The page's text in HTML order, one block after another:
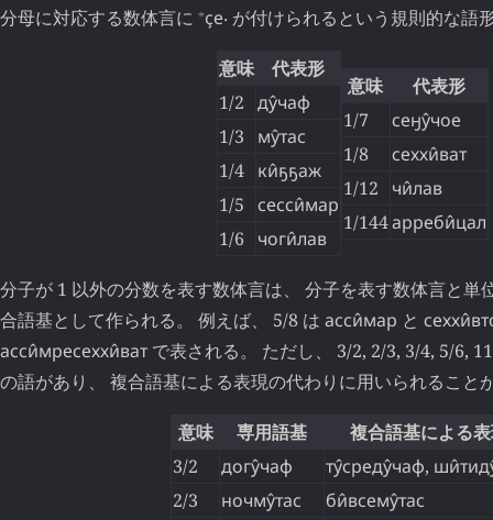
分母に対応する数体言に ⁎ҫе‧ が付けられるという規則的な語
意味
代表形
1/2 ду̂чаф
1/3
му̂тас
1/4
ки̂ҕҕаж
1/5 сесси̂мар
1/6
чоги̂лав
意味
代表形
1/7
сеӈу̂чое
1/8
сеххи̂ват
1/12
чи̂лав
1/144арреби̂цал
分子が 1 以外の分数を表す数体言は、 分子を表す数体言と単
合語基として作られる。 例えば、 5/8 は асси̂мар と
асси̂мресеххи̂ват で表される。 ただし、 3/2, 2/3, 3/4, 5/6,
の語があり、 複合語基による表現の代わりに用いられること
意味 専用語基
複合語基による
3/2
догу̂чаф ту̂среду̂чаф,
2/3
ночму̂тас
би̂всему̂тас